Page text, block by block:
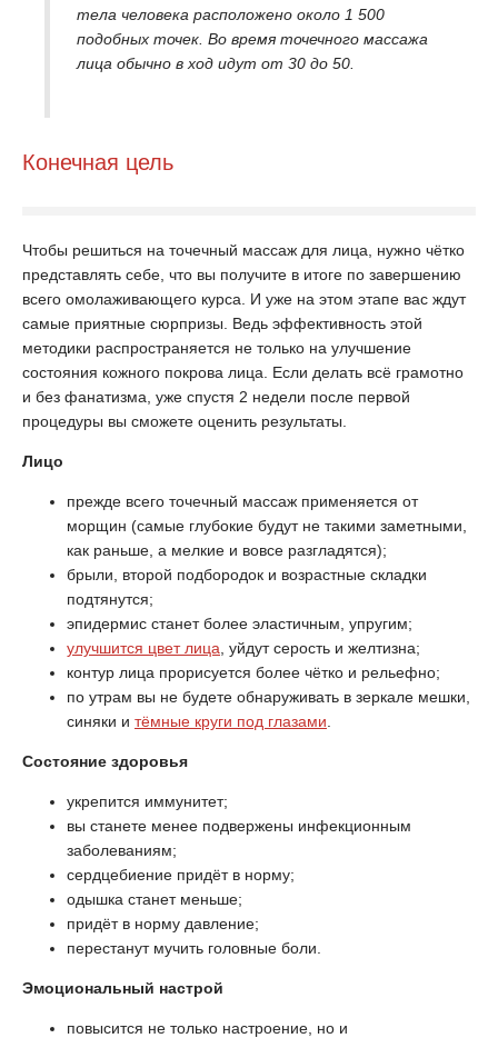
тела человека расположено около 1 500
подобных точек. Во время точечного массажа
лица обычно в ход идут от 30 до 50.
Конечная цель
Чтобы решиться на точечный массаж для лица, нужно чётко
представлять себе, что вы получите в итоге по завершению
всего омолаживающего курса. И уже на этом этапе вас ждут
самые приятные сюрпризы. Ведь эффективность этой
методики распространяется не только на улучшение
состояния кожного покрова лица. Если делать всё грамотно
и без фанатизма, уже спустя 2 недели после первой
процедуры вы сможете оценить результаты.
Лицо
прежде всего точечный массаж применяется от
морщин (самые глубокие будут не такими заметными,
как раньше, а мелкие и вовсе разгладятся);
брыли, второй подбородок и возрастные складки
подтянутся;
эпидермис станет более эластичным, упругим;
улучшится цвет лица , уйдут серость и желтизна;
контур лица прорисуется более чётко и рельефно;
по утрам вы не будете обнаруживать в зеркале мешки,
синяки и тёмные круги под глазами
Состояние здоровья
укрепится иммунитет;
вы станете менее подвержены инфекционным
заболеваниям;
сердцебиение придёт в норму;
одышка станет меньше;
придёт в норму давление;
перестанут мучить головные боли.
Эмоциональный настрой
повысится не только настроение, но и